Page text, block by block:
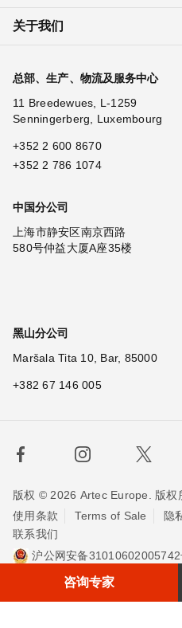
关于我们
总部、生产、物流及服务中心
11 Breedewues, L-1259
Senningerberg, Luxembourg
+352 2 600 8670
+352 2 786 1074
中国分公司
上海市静安区南京西路
580号仲益大厦A座35楼
黑山分公司
Maršala Tita 10, Bar, 85000
+382 67 146 005
版权 © 2026 Artec Europe. 版权
使用条款
Terms of Sale 隐
联系我们
沪公网安备
埃太科™（上海）贸易有限责任公
咨询专家